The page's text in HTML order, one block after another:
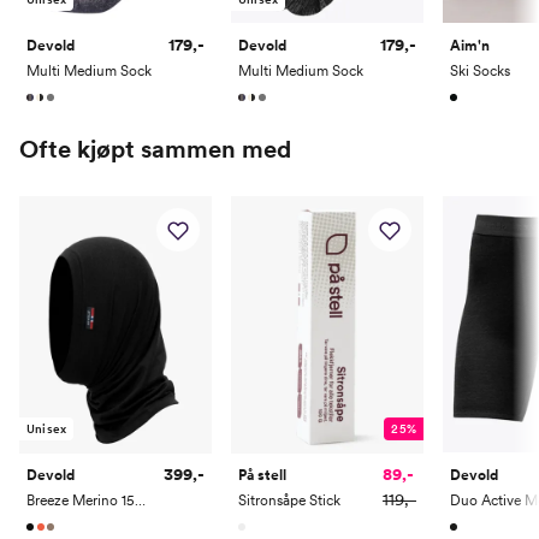
Devold
Multi Medium Sock
179,-
Devold
Multi Medium Sock
179,-
Aim'n
Ski Socks
Ofte kjøpt sammen med
Unisex
Devold
Breeze Merino 150 Headover
399,-
25%
På stell
Sitronsåpe Stick
89,-
119,-
Devold